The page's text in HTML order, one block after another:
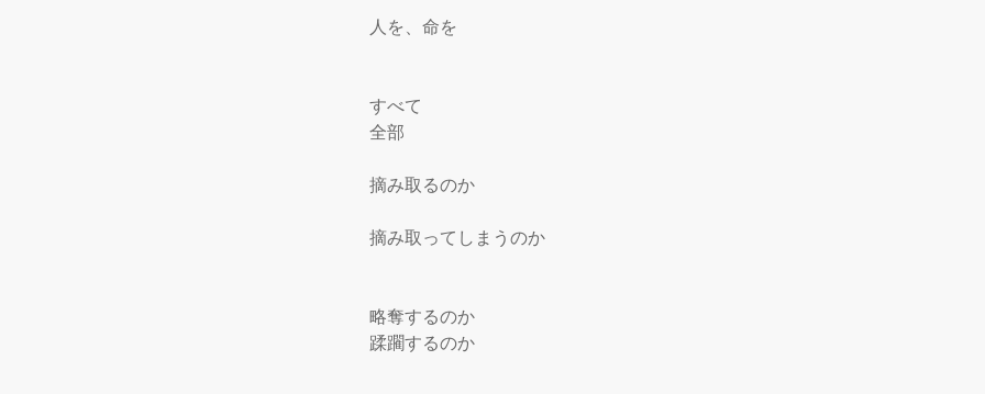
人を、命を
すべて
全部
摘み取るのか
摘み取ってしまうのか
略奪するのか
蹂躙するのか